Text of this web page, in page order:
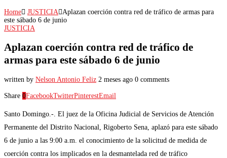
Home JUSTICIA Aplazan coerción contra red de tráfico de armas para
este sábado 6 de junio
JUSTICIA
Aplazan coerción contra red de tráfico de
armas para este sábado 6 de junio
written by Nelson Antonio Feliz 2 meses ago 0 comments
Share 0FacebookTwitterPinterestEmail
Santo Domingo.-. El juez de la Oficina Judicial de Servicios de Atención
Permanente del Distrito Nacional, Rigoberto Sena, aplazó para este sábado
6 de junio a las 9:00 a.m. el conocimiento de la solicitud de medida de
coerción contra los implicados en la desmantelada red de tráfico